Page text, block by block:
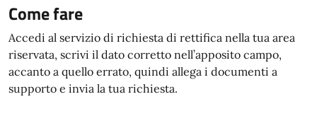
Come fare
Accedi al servizio di richiesta di rettifica nella tua area
riservata, scrivi il dato corretto nell’apposito campo,
accanto a quello errato, quindi allega i documenti a
supporto e invia la tua richiesta.